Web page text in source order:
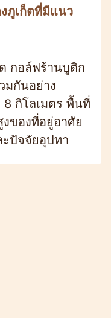
ภูเก็ตที่มีแนว
กอล์ฟร้านบูติก
มกันอย่าง
กิโลเมตร พื้นที่
ของที่อยู่อาศัย
ปัจจัยอุปทา